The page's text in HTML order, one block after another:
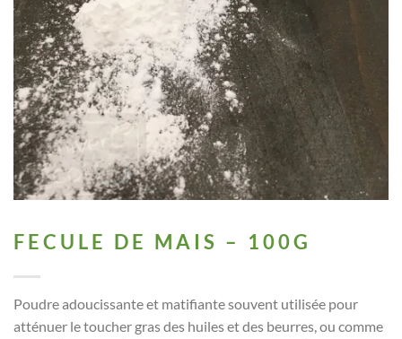
FECULE DE MAIS – 100G
Poudre adoucissante et matifiante souvent utilisée pour
atténuer le toucher gras des huiles et des beurres, ou comme